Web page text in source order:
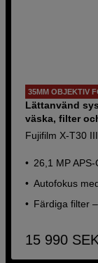
35MM OBJEKTIV
Lättanvänd
väska, filter
Fujifilm X-T30
26,1 MP
Autofokus
Färdiga filter
15 990 SEK